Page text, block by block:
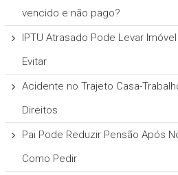
vencido e não pago?
IPTU Atrasado Pode Levar
Evitar
Acidente no Trajeto Casa-
Direitos
Pai Pode Reduzir Pensão Após
Como Pedir